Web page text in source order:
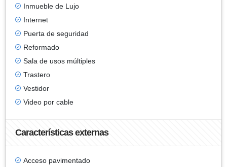
Inmueble de Lujo
Internet
Puerta de seguridad
Reformado
Sala de usos múltiples
Trastero
Vestidor
Video por cable
Características externas
Acceso pavimentado